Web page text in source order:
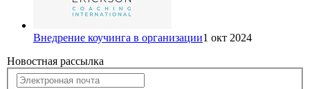
Внедрение коучинга в организации1 окт 2024
Новостная рассылка